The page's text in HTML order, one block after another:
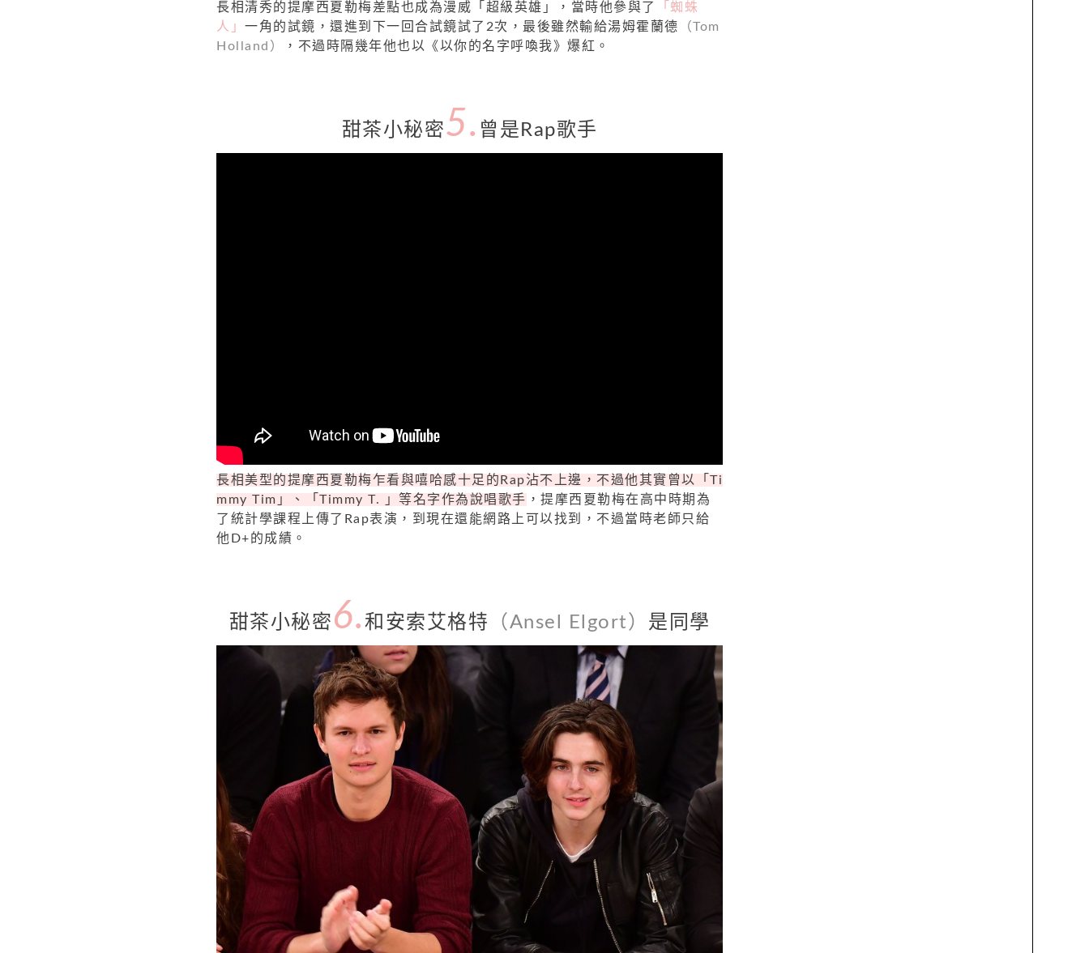
長相清秀的提摩西夏勒梅差點也成為漫威「超級英雄」，當時他參與了
「蜘蛛
人」 一角的試鏡，還進到下一回合試鏡試了2次，最後雖然輸給湯姆霍蘭德 （Tom
Holland）
，不過時隔幾年他也以《以你的名字呼喚我》爆紅。
甜茶小秘密5. 曾是Rap歌手
長相美型的提摩西夏勒梅乍看與嘻哈感十足的Rap沾不上邊，不過他其實曾以「Ti
mmy Tim」、「Timmy T. 」等名字作為說唱歌手 ，提摩西夏勒梅在高中時期為
了統計學課程上傳了Rap表演，到現在還能網路上可以找到，不過當時老師只給
他D+的成績。
甜茶小秘密 6. 和安索艾格特 （Ansel Elgort） 是同學